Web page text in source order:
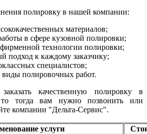
полировку в нашей компании:
материалов;
в сфере кузовной полировки;
технологии полировки;
подход к каждому заказчику;
специалистов;
виды полировочных работ.
качественную полировку в
тогда вам нужно позвонить или
компании "Дельта-Сервис".
услуги